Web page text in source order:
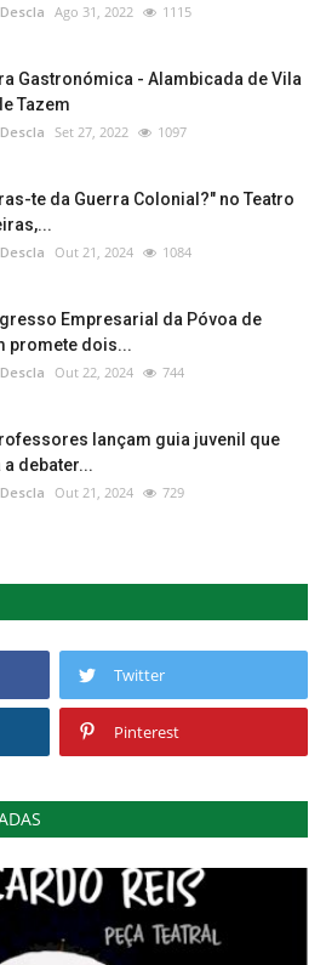
Ago 31, 2022 1115
Gastronómica - Alambicada de Vila
Tazem
Set 27, 2022 1097
te da Guerra Colonial?" no Teatro
Out 21, 2024 1084
Empresarial da Póvoa de
promete dois...
Out 22, 2024 744
lançam guia juvenil que
a debater...
Out 21, 2024 729
Twitter
Pinterest